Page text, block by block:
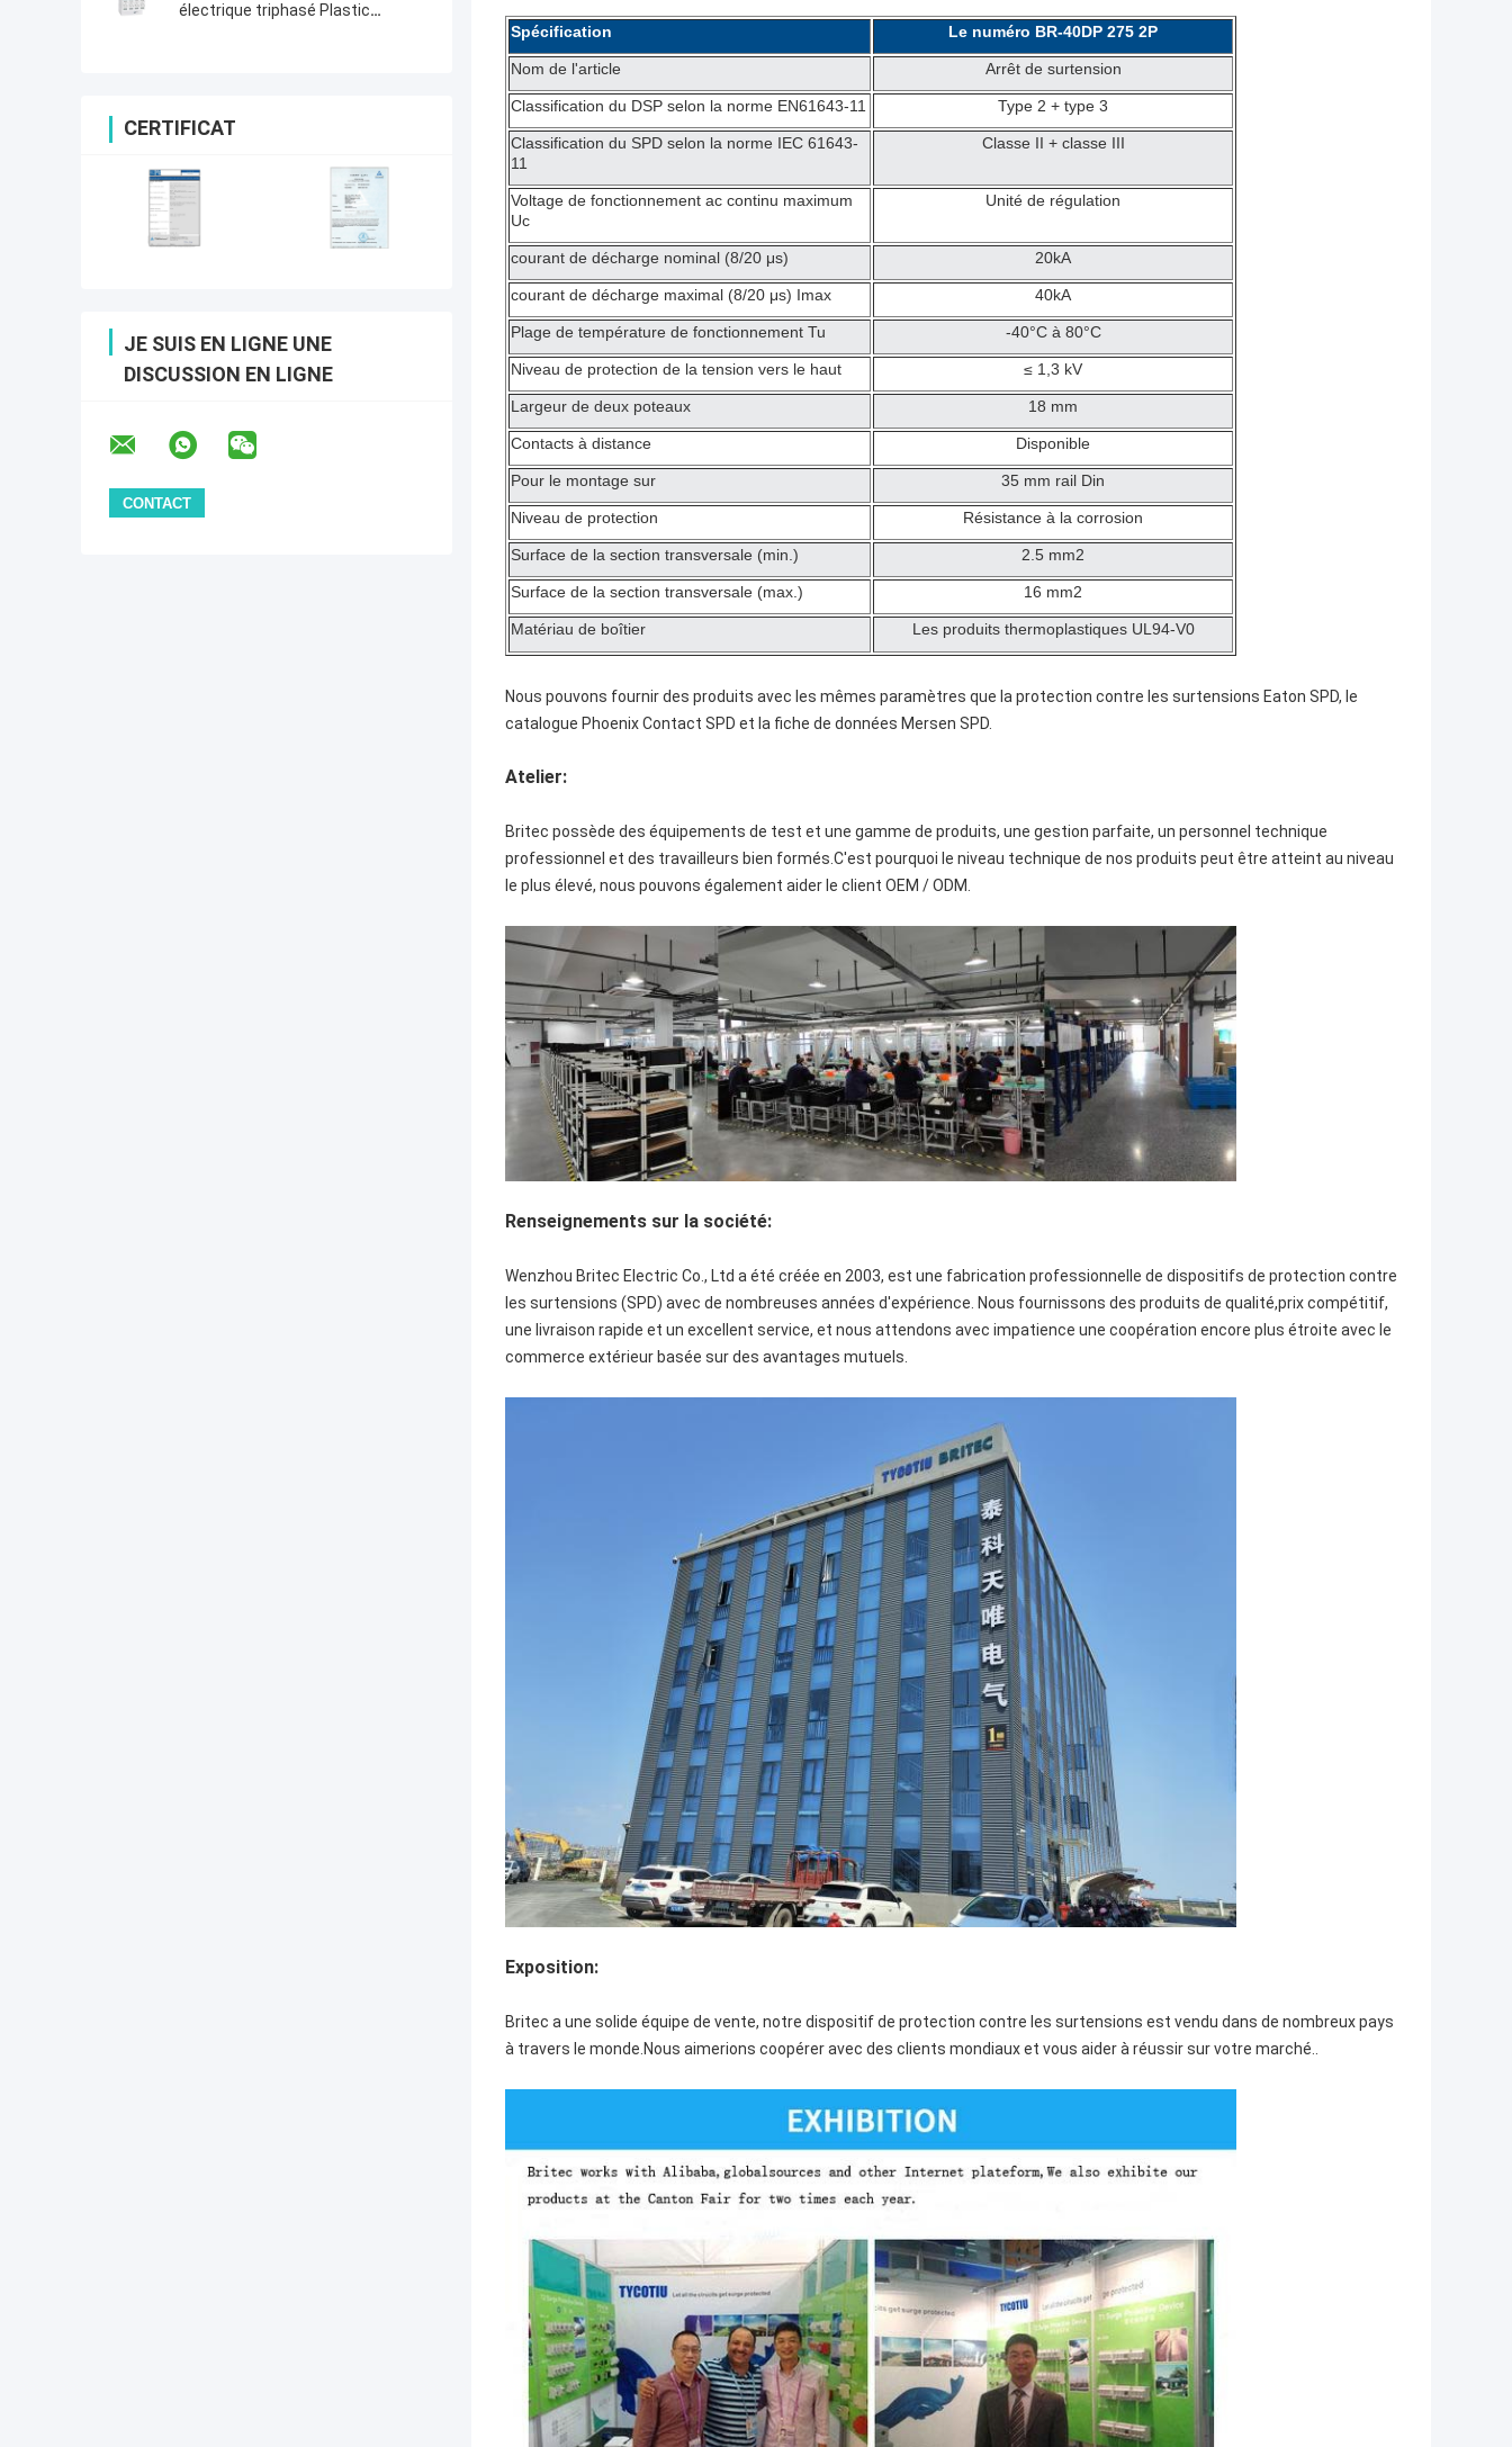
électrique triphasé Plastic
CERTIFICAT
JE SUIS EN LIGNE UNE
DISCUSSION EN LIGNE
Spécification Le numéro BR-40DP 275 2P
Nom de l'article Arrêt de surtension
Classification du DSP selon la norme EN61643-11 Type 2 + type 3
Classification du SPD selon la norme IEC 61643-
11
Classe II + classe III
Voltage de fonctionnement ac continu maximum
Uc
Unité de régulation
courant de décharge nominal (8/20 μs) 20kA
courant de décharge maximal (8/20 μs) Imax 40kA
Plage de température de fonctionnement Tu -40°C à 80°C
Niveau de protection de la tension vers le haut ≤ 1,3 kV
Largeur de deux poteaux 18 mm
Contacts à distance Disponible
Pour le montage sur 35 mm rail Din
Niveau de protection Résistance à la corrosion
Surface de la section transversale (min.) 2.5 mm2
Surface de la section transversale (max.) 16 mm2
Matériau de boîtier Les produits thermoplastiques UL94-V0
Nous pouvons fournir des produits avec les mêmes paramètres que la protection contre les surtensions Eaton SPD, le
catalogue Phoenix Contact SPD et la fiche de données Mersen SPD.
Atelier:
Britec possède des équipements de test et une gamme de produits, une gestion parfaite, un personnel technique
professionnel et des travailleurs bien formés.C'est pourquoi le niveau technique de nos produits peut être atteint au niveau
le plus élevé, nous pouvons également aider le client OEM / ODM.
Renseignements sur la société:
Wenzhou Britec Electric Co., Ltd a été créée en 2003, est une fabrication professionnelle de dispositifs de protection contre
les surtensions (SPD) avec de nombreuses années d'expérience. Nous fournissons des produits de qualité,prix compétitif,
une livraison rapide et un excellent service, et nous attendons avec impatience une coopération encore plus étroite avec le
commerce extérieur basée sur des avantages mutuels.
Exposition:
Britec a une solide équipe de vente, notre dispositif de protection contre les surtensions est vendu dans de nombreux pays
à travers le monde.Nous aimerions coopérer avec des clients mondiaux et vous aider à réussir sur votre marché..